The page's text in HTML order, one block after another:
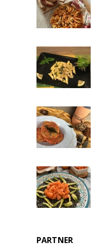
PARTNER